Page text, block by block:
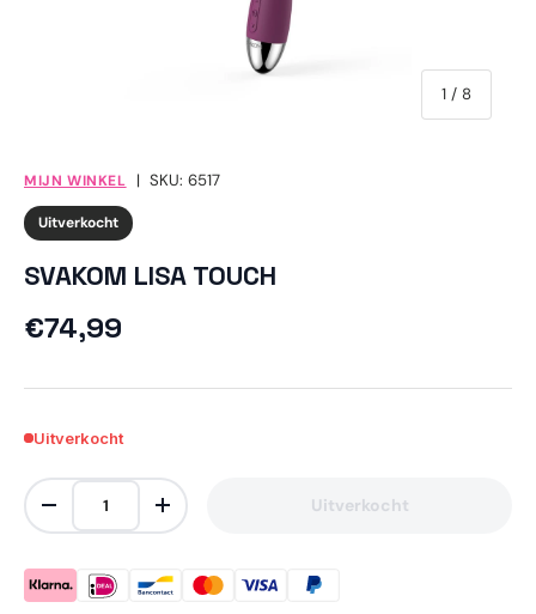
1 / van
8
MIJN WINKEL | SKU: 6517
Uitverkocht
SVAKOM LISA TOUCH
Reguliere prijs
€74,99
Uitverkocht
Aantal
Verlaag de hoeveelheidVerhoog de hoeveelheidUitverkocht